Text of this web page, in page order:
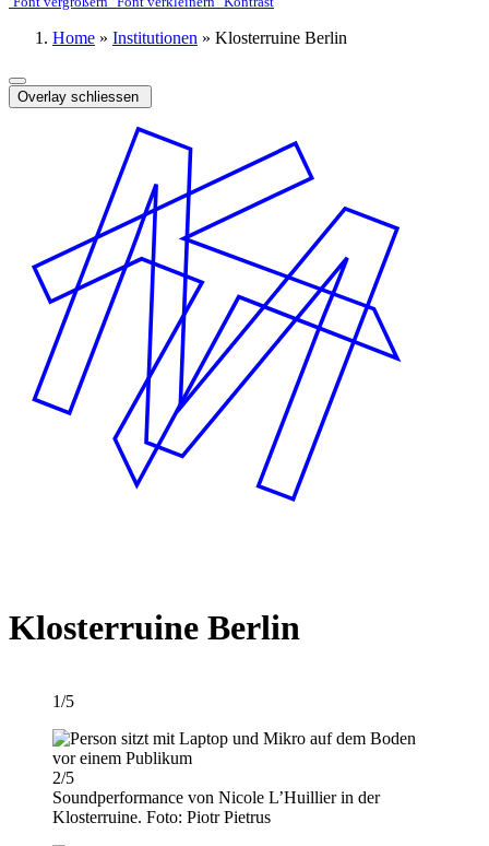
Home » Institutionen » Klosterruine Berlin
Overlay schliessen
Klosterruine Berlin
1/5
2/5
Soundperformance von Nicole L’Huillier in der
Klosterruine. Foto: Piotr Pietrus